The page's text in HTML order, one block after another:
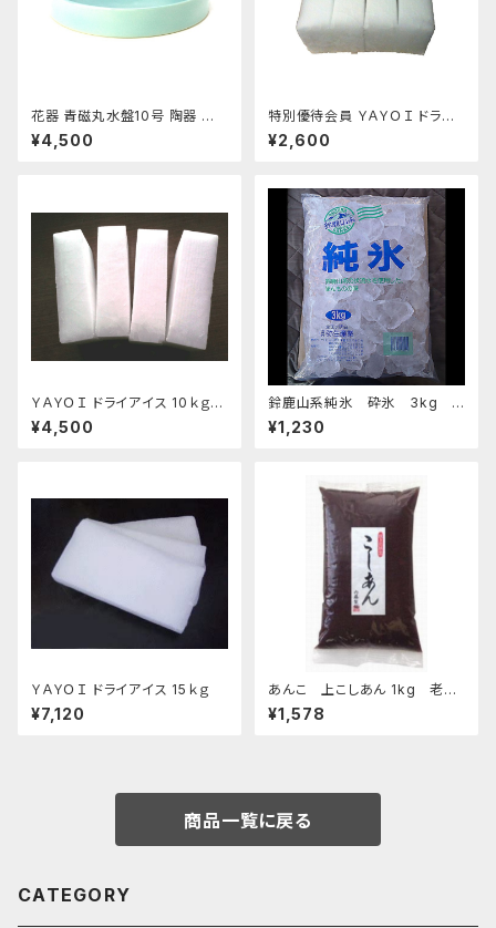
花器 青磁丸水盤10号 陶器 水
盤 花瓶 フラワーベース
¥4,500
特別優待会員 ＹＡＹＯＩ ドライ
アイス 4kg（出荷時5kg弱）
¥2,600
ＹＡＹＯＩ ドライアイス 10ｋｇ
おすすめ
¥4,500
鈴鹿山系純氷 砕氷 3kg
おすすめ
¥1,230
ＹＡＹＯＩ ドライアイス 15ｋｇ
¥7,120
あんこ 上こしあん 1kg 老舗
あんこ屋のこだわり餡
¥1,578
商品一覧に戻る
CATEGORY